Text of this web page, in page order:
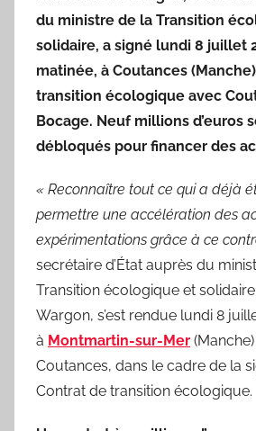
du ministre de la Transition
solidaire, a signé lundi 8 juillet
matinée, à Coutances
transition écologique avec
Bocage. Neuf millions d’euros
débloqués pour financer des
« Reconnaître tout ce qui a déjà
permettre une accélération des
expérimentations grâce à ce
secrétaire d’État auprès du
Transition écologique et
Wargon, s’est rendue lundi 8
à Montmartin-sur-Mer
Coutances, dans le cadre de la
Contrat de transition écologique.